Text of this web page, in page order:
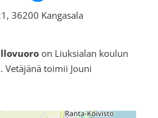
36200 Kangasala
on Liuksialan koulun
Vetäjänä toimii Jouni